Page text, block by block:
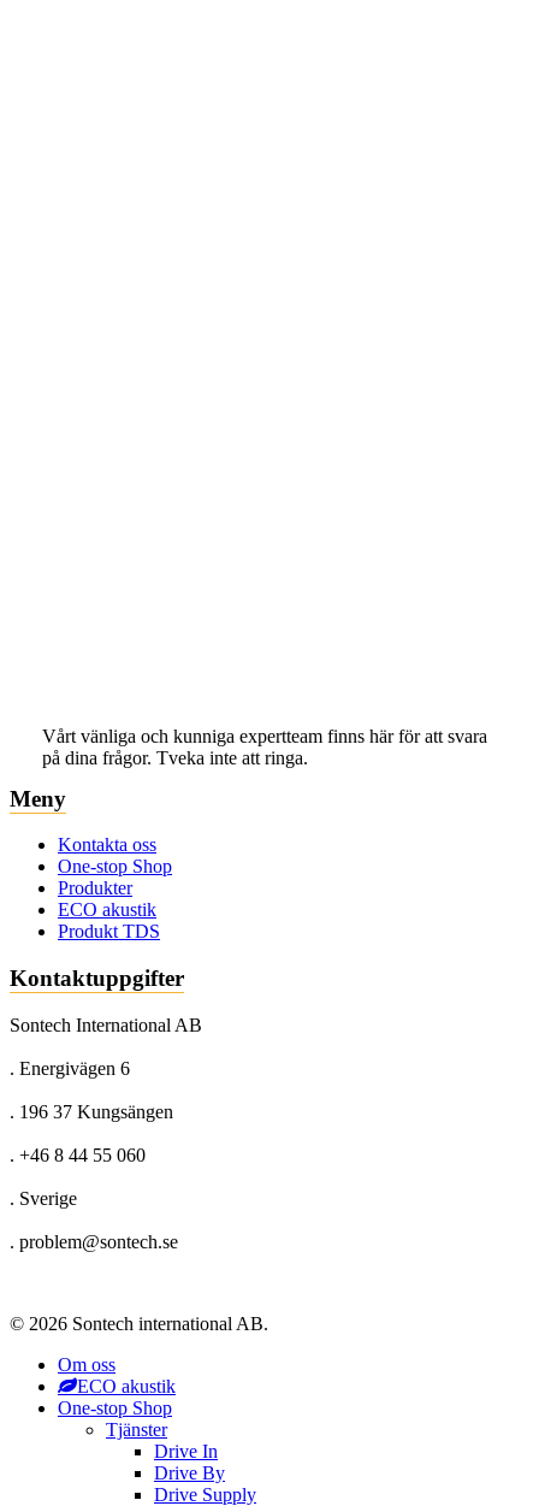
Vårt vänliga och kunniga expertteam finns här för att svara
på dina frågor. Tveka inte att ringa.
Meny
Kontakta oss
One-stop Shop
Produkter
ECO akustik
Produkt TDS
Kontaktuppgifter
Sontech International AB
. Energivägen 6
. 196 37 Kungsängen
. +46 8 44 55 060
. Sverige
. problem@sontech.se
© 2026 Sontech international AB.
Om oss
ECO akustik
One-stop Shop
Tjänster
Drive In
Drive By
Drive Supply